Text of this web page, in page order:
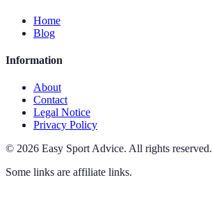
Home
Blog
Information
About
Contact
Legal Notice
Privacy Policy
© 2026 Easy Sport Advice. All rights reserved.
Some links are affiliate links.